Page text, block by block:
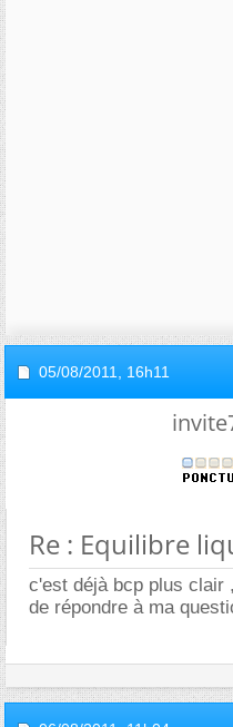
05/08/2011, 16h11
Re : Equilibre
c'est déjà bcp plus clair
de répondre à ma